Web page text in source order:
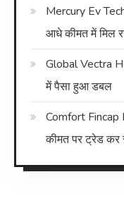
Mercury Ev
आधे कीमत में मिल
Global Vectra
में पैसा हुआ डबल
Comfort Fincap
कीमत पर ट्रेड कर